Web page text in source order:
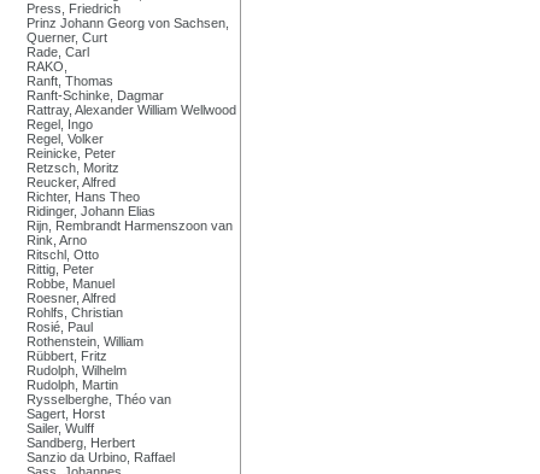
Press, Friedrich
Prinz Johann Georg von Sachsen,
Querner, Curt
Rade, Carl
RAKO,
Ranft, Thomas
Ranft-Schinke, Dagmar
Rattray, Alexander William Wellwood
Regel, Ingo
Regel, Volker
Reinicke, Peter
Retzsch, Moritz
Reucker, Alfred
Richter, Hans Theo
Ridinger, Johann Elias
Rijn, Rembrandt Harmenszoon van
Rink, Arno
Ritschl, Otto
Rittig, Peter
Robbe, Manuel
Roesner, Alfred
Rohlfs, Christian
Rosié, Paul
Rothenstein, William
Rübbert, Fritz
Rudolph, Wilhelm
Rudolph, Martin
Rysselberghe, Théo van
Sagert, Horst
Sailer, Wulff
Sandberg, Herbert
Sanzio da Urbino, Raffael